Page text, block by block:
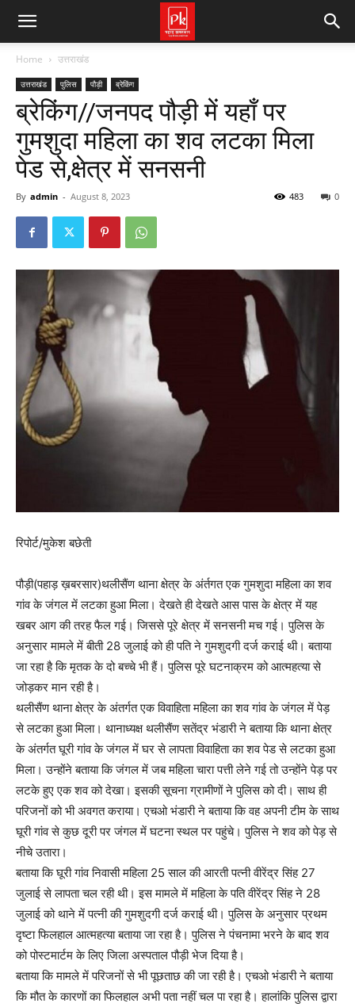
Home उत्तराखंड
उत्तराखंड पुलिस पौड़ी ब्रेकिंग
ब्रेकिंग//जनपद पौड़ी में यहाँ पर
गुमशुदा महिला का शव लटका मिला
पेड से,क्षेत्र में सनसनी
By admin - August 8, 2023 0
483
रिपोर्ट/मुकेश बछेती
पौड़ी(पहाड़ ख़बरसार)थलीसैंण थाना क्षेत्र के अंर्तगत एक गुमशुदा महिला का शव
गांव के जंगल में लटका हुआ मिला। देखते ही देखते आस पास के क्षेत्र में यह
खबर आग की तरह फैल गई। जिससे पूरे क्षेत्र में सनसनी मच गई। पुलिस के
अनुसार मामले में बीती 28 जुलाई को ही पति ने गुमशुदगी दर्ज कराई थी। बताया
जा रहा है कि मृतक के दो बच्चे भी हैं। पुलिस पूरे घटनाक्रम को आत्महत्या से
जोड़कर मान रही है।
थलीसैंण थाना क्षेत्र के अंतर्गत एक विवाहिता महिला का शव गांव के जंगल में पेड़
से लटका हुआ मिला। थानाध्यक्ष थलीसैंण सतेंद्र भंडारी ने बताया कि थाना क्षेत्र
के अंतर्गत घूरी गांव के जंगल में घर से लापता विवाहिता का शव पेड से लटका हुआ
मिला। उन्होंने बताया कि जंगल में जब महिला चारा पत्ती लेने गई तो उन्होंने पेड़ पर
लटके हुए एक शव को देखा। इसकी सूचना ग्रामीणों ने पुलिस को दी। साथ ही
परिजनों को भी अवगत कराया। एचओ भंडारी ने बताया कि वह अपनी टीम के साथ
घूरी गांव से कुछ दूरी पर जंगल में घटना स्थल पर पहुंचे। पुलिस ने शव को पेड़ से
नीचे उतारा।
बताया कि घूरी गांव निवासी महिला 25 साल की आरती पत्नी वीरेंद्र सिंह 27
जुलाई से लापता चल रही थी। इस मामले में महिला के पति वीरेंद्र सिंह ने 28
जुलाई को थाने में पत्नी की गुमशुदगी दर्ज कराई थी। पुलिस के अनुसार प्रथम
दृष्टा फिलहाल आत्महत्या बताया जा रहा है। पुलिस ने पंचनामा भरने के बाद शव
को पोस्टमार्टम के लिए जिला अस्पताल पौड़ी भेज दिया है।
बताया कि मामले में परिजनों से भी पूछताछ की जा रही है। एचओ भंडारी ने बताया
कि मौत के कारणों का फिलहाल अभी पता नहीं चल पा रहा है। हालांकि पुलिस द्वारा